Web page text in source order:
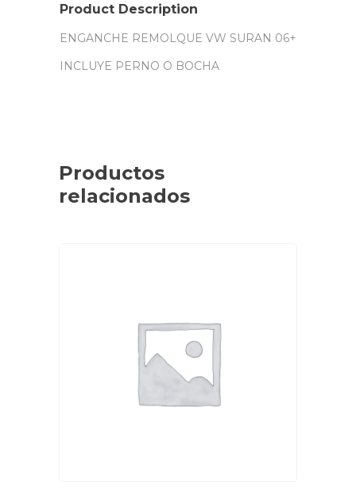
Product Description
ENGANCHE REMOLQUE VW SURAN 06+
INCLUYE PERNO O BOCHA
Productos
relacionados